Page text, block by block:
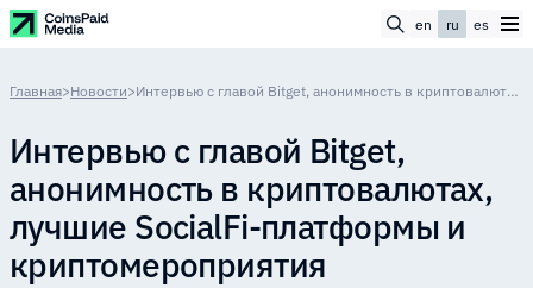
en ru es
Главная>Новости> Интервью с главой Bitget, анонимность в криптовалютах, лучшие SocialFi-платформы и криптомероприятия
Интервью с главой Bitget,
анонимность в криптовалютах,
лучшие SocialFi-платформы и
криптомероприятия